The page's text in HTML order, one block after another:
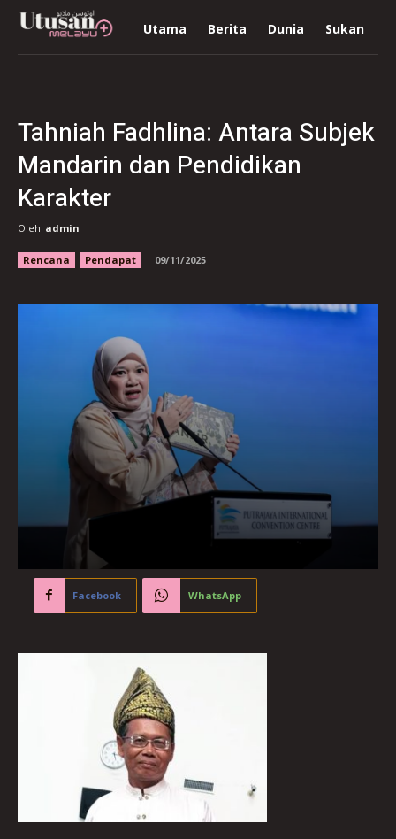
Utama Berita Dunia Sukan
Tahniah Fadhlina: Antara Subjek
Mandarin dan Pendidikan
Karakter
Oleh admin
Rencana Pendapat 09/11/2025
Facebook WhatsApp